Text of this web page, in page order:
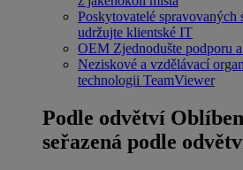
Poskytovatelé spravovaných
udržujte klientské IT
OEM Zjednodušte podporu
Neziskové a vzdělávací
technologii TeamViewer
Podle odvětví
seřazená podle